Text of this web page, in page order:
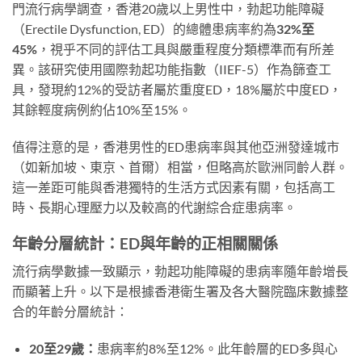
門流行病學調查，香港20歲以上男性中，勃起功能障礙
（Erectile Dysfunction, ED）的總體患病率約為32%至
45% ，視乎不同的評估工具與嚴重程度分類標準而有所差
異。該研究使用國際勃起功能指數（IIEF-5）作為篩查工
具，發現約12%的受訪者屬於重度ED，18%屬於中度ED，
其餘輕度病例約佔10%至15%。
值得注意的是，香港男性的ED患病率與其他亞洲發達城市
（如新加坡、東京、首爾）相當，但略高於歐洲同齡人群。
這一差距可能與香港獨特的生活方式因素有關，包括高工
時、長期心理壓力以及較高的代謝綜合症患病率。
年齡分層統計：ED與年齡的正相關關係
流行病學數據一致顯示，勃起功能障礙的患病率隨年齡增長
而顯著上升。以下是根據香港衛生署及各大醫院臨床數據整
合的年齡分層統計：
20至29歲： 患病率約8%至12%。此年齡層的ED多與心